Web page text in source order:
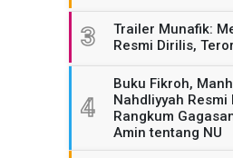
3
Trailer Munafik:
Resmi Dirilis,
4
Buku Fikroh,
Nahdliyyah
Rangkum
Amin tentang NU